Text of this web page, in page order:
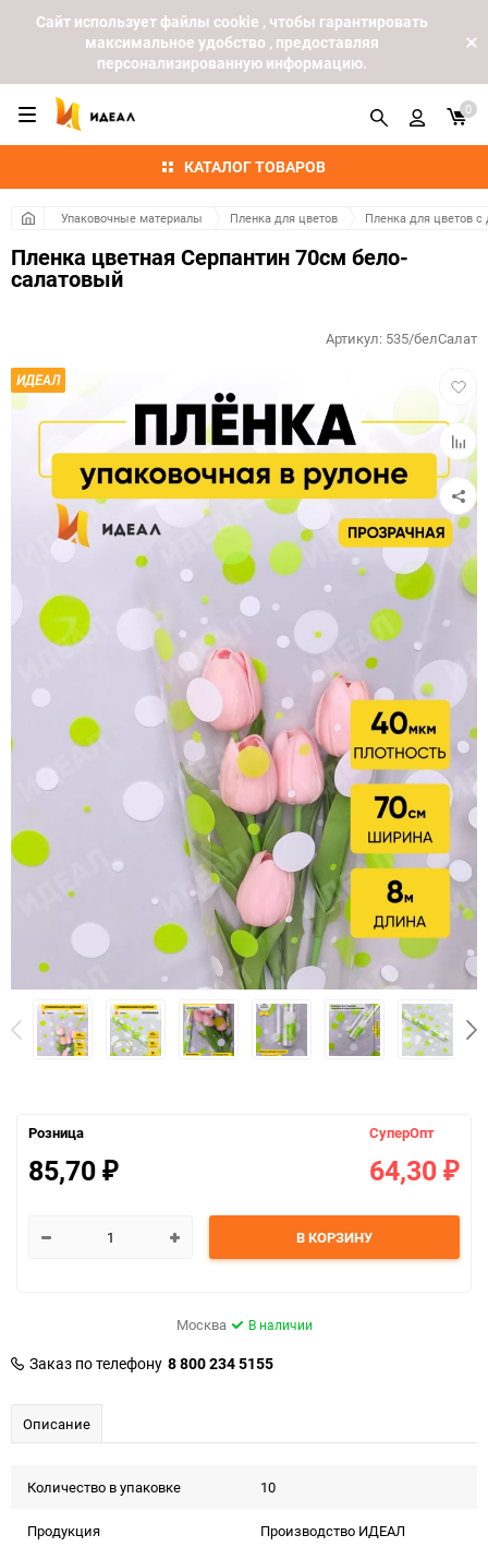
Cайт использует файлы cookie , чтобы гарантировать
максимальное удобство , предоставляя
персонализированную информацию.
КАТАЛОГ ТОВАРОВ
0
Упаковочные материалы Пленка для цветов Пленка для цветов
Пленка цветная Серпантин 70см бело-
салатовый
ИДЕАЛ
к
Артикул: 535/белСалат
Розница
85,70 ₽
СуперОпт
64,30 ₽
В КОРЗИНУ
Москва В наличии
Заказ по телефону 8 800 234 5155
Описание
Количество в упаковке 10
Продукция Производство ИДЕАЛ